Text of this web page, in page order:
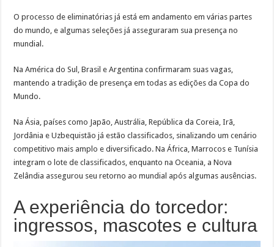
O processo de eliminatórias já está em andamento em várias partes
do mundo, e algumas seleções já asseguraram sua presença no
mundial.
Na América do Sul, Brasil e Argentina confirmaram suas vagas,
mantendo a tradição de presença em todas as edições da Copa do
Mundo.
Na Ásia, países como Japão, Austrália, República da Coreia, Irã,
Jordânia e Uzbequistão já estão classificados, sinalizando um cenário
competitivo mais amplo e diversificado. Na África, Marrocos e Tunísia
integram o lote de classificados, enquanto na Oceania, a Nova
Zelândia assegurou seu retorno ao mundial após algumas ausências.
A experiência do torcedor:
ingressos, mascotes e cultura